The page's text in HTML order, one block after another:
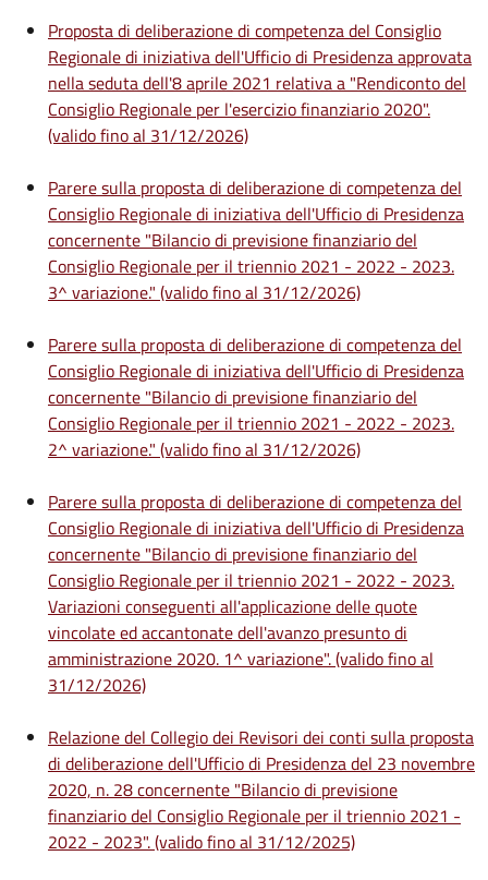
Proposta di deliberazione di competenza del Consiglio
Regionale di iniziativa dell'Ufficio di Presidenza approvata
nella seduta dell'8 aprile 2021 relativa a "Rendiconto del
Consiglio Regionale per l'esercizio finanziario 2020".
(valido fino al 31/12/2026)
Parere sulla proposta di deliberazione di competenza del
Consiglio Regionale di iniziativa dell'Ufficio di Presidenza
concernente "Bilancio di previsione finanziario del
Consiglio Regionale per il triennio 2021 - 2022 - 2023.
3^ variazione." (valido fino al 31/12/2026)
Parere sulla proposta di deliberazione di competenza del
Consiglio Regionale di iniziativa dell'Ufficio di Presidenza
concernente "Bilancio di previsione finanziario del
Consiglio Regionale per il triennio 2021 - 2022 - 2023.
2^ variazione." (valido fino al 31/12/2026)
Parere sulla proposta di deliberazione di competenza del
Consiglio Regionale di iniziativa dell'Ufficio di Presidenza
concernente "Bilancio di previsione finanziario del
Consiglio Regionale per il triennio 2021 - 2022 - 2023.
Variazioni conseguenti all'applicazione delle quote
vincolate ed accantonate dell'avanzo presunto di
amministrazione 2020. 1^ variazione". (valido fino al
31/12/2026)
Relazione del Collegio dei Revisori dei conti sulla proposta
di deliberazione dell'Ufficio di Presidenza del 23 novembre
2020, n. 28 concernente "Bilancio di previsione
finanziario del Consiglio Regionale per il triennio 2021 -
2022 - 2023". (valido fino al 31/12/2025)